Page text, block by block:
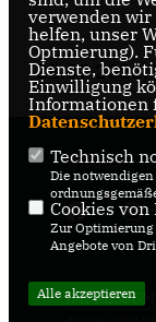
28.07.2025,
Wickede
IMPRESSUM
verwenden
helfen, unser
Optmierung).
Dienste,
Einwilligung
Informationen
Technisch
Die
Cookies
Zur Optimierung
Angebote von
Alle akzeptieren